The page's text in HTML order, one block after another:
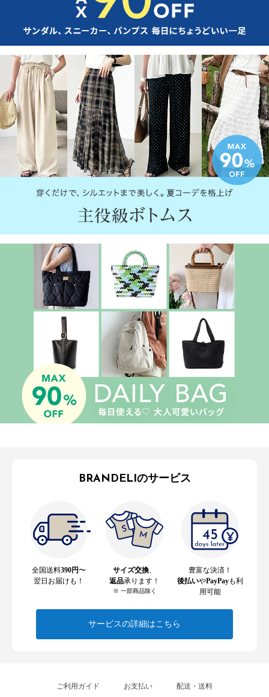
BRANDELIのサービス
全国送料390円〜
翌日お届けも！
サイズ交換
返品承ります！
※ 一部商品除く
豊富な決済！
後払いやPayPayも利
用可能
サービスの詳細はこちら
ご利用ガイド お支払い 配送・送料